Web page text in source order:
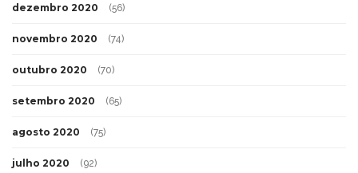
dezembro 2020 (56)
novembro 2020 (74)
outubro 2020 (70)
setembro 2020 (65)
agosto 2020 (75)
julho 2020 (92)